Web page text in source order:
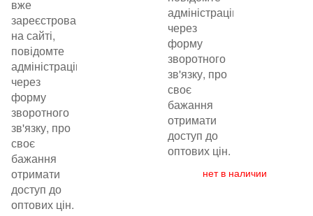
вже
зареєстровані
на сайті,
повідомте
адміністрацію
через
форму
зворотного
зв'язку, про
своє
бажання
отримати
доступ до
оптових цін.
адміністрацію
через
форму
зворотного
зв'язку, про
своє
бажання
отримати
доступ до
оптових цін.
нет в наличии